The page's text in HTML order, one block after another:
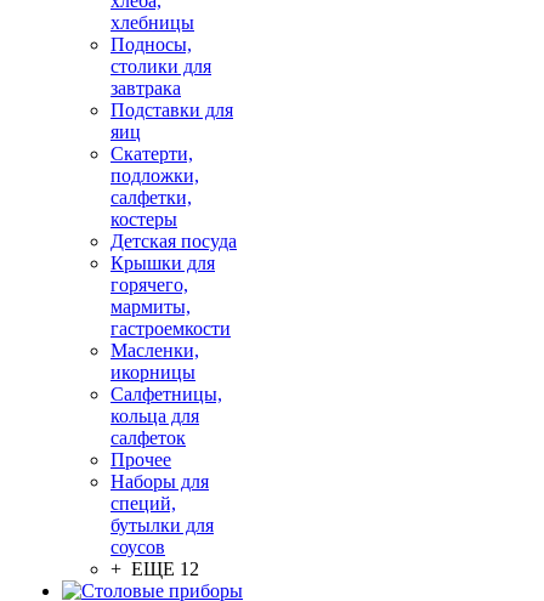
хлебницы
Подносы,
столики для
завтрака
Подставки для
яиц
Скатерти,
подложки,
салфетки,
костеры
Детская посуда
Крышки для
горячего,
мармиты,
гастроемкости
Масленки,
икорницы
Салфетницы,
кольца для
салфеток
Прочее
Наборы для
специй,
бутылки для
соусов
+ ЕЩЕ 12